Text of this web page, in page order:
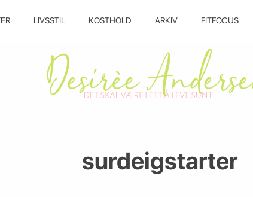
LIVSSTIL KOSTHOLD ARKIV FITFOCUS
surdeigstarter